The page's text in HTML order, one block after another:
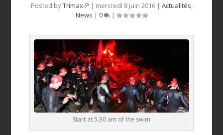
Posted byTrimax-P | mercredi 8 juin 2016| Actualités,
News | 0 |
Start at 5.30 am of the swim